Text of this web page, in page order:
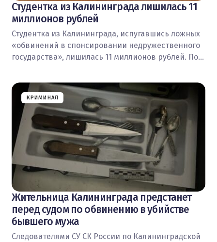
Студентка из Калининграда лишилась 11
миллионов рублей
Студентка из Калининграда, испугавшись ложных
«обвинений в спонсировании недружественного
государства», лишилась 11 миллионов рублей. По…
КРИМИНАЛ
Жительница Калининграда предстанет
перед судом по обвинению в убийстве
бывшего мужа
Следователями СУ СК России по Калининградской